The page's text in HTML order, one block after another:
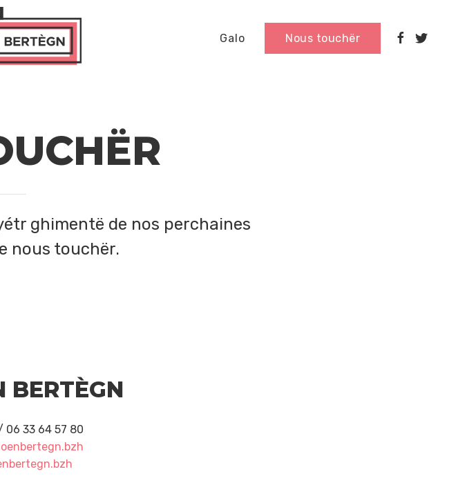
Galo Nous touchër
ghimentë de nos perchaines
nous touchër.
BERTÈGN
06 33 64 57 80